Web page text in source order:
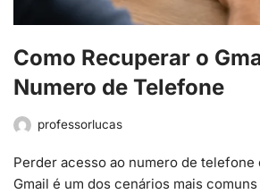
Como Recuperar o
Numero de Telefone
professorlucas
Perder acesso ao numero de telefone
Gmail é um dos cenários mais